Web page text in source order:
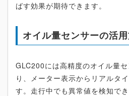
ばす効果が期待できます。
オイル量センサーの活
GLC200には高精度のオイル量
り、メーター表示からリアルタ
す。走行中でも異常値を検知でき